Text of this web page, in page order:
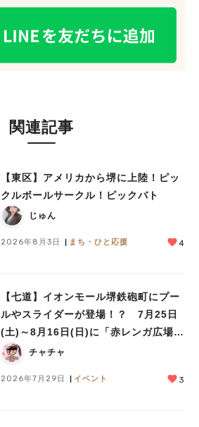
関連記事
【東区】アメリカから堺に上陸！ピッ
クルボールサークル！ピックバト
じゅん
2026年8月3日 まち・ひと応援 4
【七道】イオンモール堺鉄砲町にプー
ルやスライダーが登場！？ 7月25日
(土)～8月16日(日)に「赤レンガ広場
Kid’s Water PARK 2026」が開催
チャチャ
2026年7月29日 イベント 3